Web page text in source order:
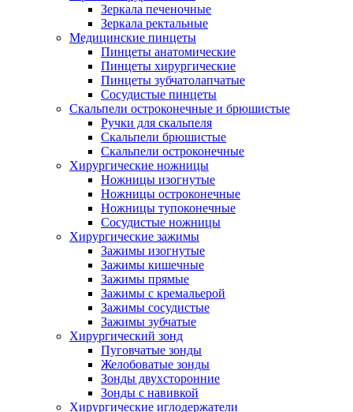
Зеркала печеночные
Зеркала ректальные
Медицинские пинцеты
Пинцеты анатомические
Пинцеты хирургические
Пинцеты зубчатолапчатые
Сосудистые пинцеты
Скальпели остроконечные и брюшистые
Ручки для скальпеля
Скальпели брюшистые
Скальпели остроконечные
Хирургические ножницы
Ножницы изогнутые
Ножницы остроконечные
Ножницы тупоконечные
Сосудистые ножницы
Хирургические зажимы
Зажимы изогнутые
Зажимы кишечные
Зажимы прямые
Зажимы с кремальерой
Зажимы сосудистые
Зажимы зубчатые
Хирургический зонд
Пуговчатые зонды
Желобоватые зонды
Зонды двухсторонние
Зонды с навивкой
Хирургические иглодержатели